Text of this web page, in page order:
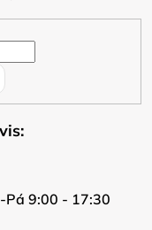
Pá 9:00 - 17:30